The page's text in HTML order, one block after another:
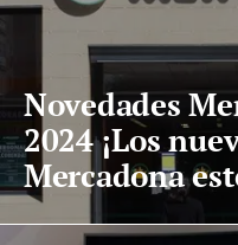
Novedades
2024 ¡Los
Mercadona